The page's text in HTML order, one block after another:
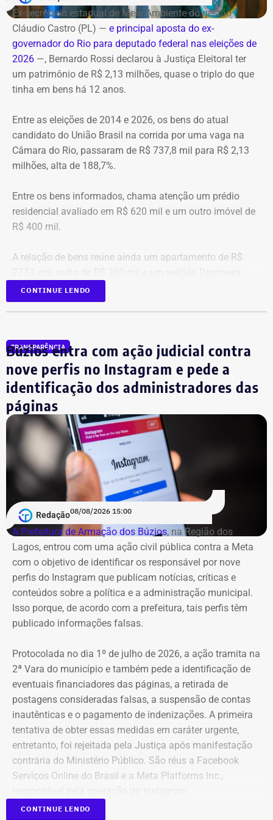
Horário: 20h
Transmissão: Canal Band, BandNews FM e YouTube do
TEMPO REAL
Pré-hora: 19h, com cobertura especial pelo YouTube do
TEMPO REAL
incêndios florestais foram mobilizados e conseguiram
controlar o fogo.
A operação mobilizou cerca de 40 militares, 11 viaturas e
4 unidades operacionais.
Ex-secretário estadual de Meio Ambiente do gestão
Cláudio Castro (PL) — e principal aposta do ex-
governador do Rio para deputado federal nas eleições de
2026 —, Bernardo Rossi declarou à Justiça Eleitoral ter
um patrimônio de R$ 2,13 milhões, quase o triplo do que
tinha em bens há 12 anos.
Entre as eleições de 2014 e 2026, os bens do atual
candidato do União Brasil na corrida por uma vaga na
Câmara do Rio, passaram de R$ 737,8 mil para R$ 2,13
milhões, alta de 188,7%.
Entre os bens informados, chama atenção um prédio
residencial avaliado em R$ 620 mil e um outro imóvel de
R$ 400 mil.
A relação de bens reúne ainda um apartamento de R$
D300, ano 2023, declarado por R$ 330 mil. Também
aparecem na lista cerca de R$ 177 mil em aplicações e
CONTINUE LENDO
TRANSPARÊNCIA
Búzios entra com ação judicial contra
nove perfis no Instagram e pede a
identificação dos administradores das
páginas
Redação08/08/2026 15:00
A Prefeitura de Armação dos Búzios, na Região dos
Lagos, entrou com uma ação civil pública contra a Meta
com o objetivo de identificar os responsável por nove
perfis do Instagram que publicam notícias, críticas e
conteúdos sobre a política e a administração municipal.
Isso porque, de acordo com a prefeitura, tais perfis têm
publicado informações falsas.
Protocolada no dia 1º de julho de 2026, a ação tramita na
2ª Vara do município e também pede a identificação de
eventuais financiadores das páginas, a retirada de
postagens consideradas falsas, a suspensão de contas
inautênticas e o pagamento de indenizações. A primeira
tentativa de obter essas medidas em caráter urgente,
entretanto, foi rejeitada pela Justiça após manifestação
contrária do Ministério Público. São réus a Facebook
Serviços Online do Brasil e a Meta Platforms Inc.,
CONTINUE LENDO